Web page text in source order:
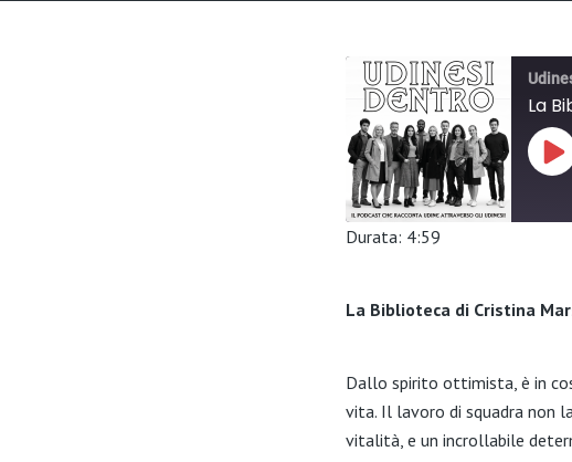
La
LINK
Durata: 4:59
La Biblioteca di Cristina
Dallo spirito ottimista, è in
vita. Il lavoro di squadra non
vitalità, e un incrollabile